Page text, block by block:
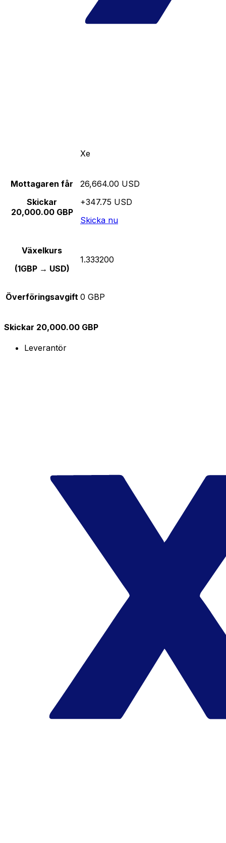
Xe
Mottagaren får
Skickar
20,000.00 GBP
26,664.00 USD
+347.75 USD
Skicka nu
Växelkurs
(1GBP → USD)
1.333200
Överföringsavgift 0 GBP
Skickar 20,000.00 GBP
Leverantör